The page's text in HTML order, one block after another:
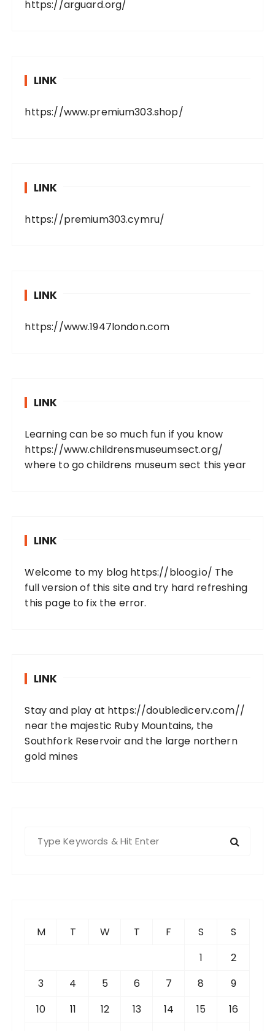
https://arguard.org/
LINK
https://www.premium303.shop/
LINK
https://premium303.cymru/
LINK
https://www.1947london.com
LINK
Learning can be so much fun if you know
https://www.childrensmuseumsect.org/
where to go childrens museum sect this year
LINK
Welcome to my blog https://bloog.io/ The
full version of this site and try hard refreshing
this page to fix the error.
LINK
Stay and play at https://doubledicerv.com//
near the majestic Ruby Mountains, the
Southfork Reservoir and the large northern
gold mines
M T W T F S
S
1
2
3
4 5 6 7 8
9
10
11 12 13 14 15
16